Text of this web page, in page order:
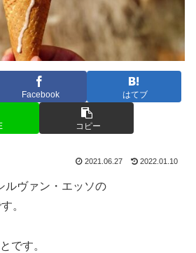
Facebook はてブ
コピー
2021.06.27 2022.01.10
ルヴァン・エッソの
。
です。